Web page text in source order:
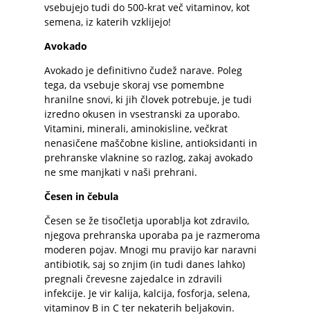
vsebujejo tudi do 500-krat več vitaminov, kot
semena, iz katerih vzklijejo!
Avokado
Avokado je definitivno čudež narave. Poleg
tega, da vsebuje skoraj vse pomembne
hranilne snovi, ki jih človek potrebuje, je tudi
izredno okusen in vsestranski za uporabo.
Vitamini, minerali, aminokisline, večkrat
nenasičene maščobne kisline, antioksidanti in
prehranske vlaknine so razlog, zakaj avokado
ne sme manjkati v naši prehrani.
Česen in čebula
Česen se že tisočletja uporablja kot zdravilo,
njegova prehranska uporaba pa je razmeroma
moderen pojav. Mnogi mu pravijo kar naravni
antibiotik, saj so znjim (in tudi danes lahko)
pregnali črevesne zajedalce in zdravili
infekcije. Je vir kalija, kalcija, fosforja, selena,
vitaminov B in C ter nekaterih beljakovin.